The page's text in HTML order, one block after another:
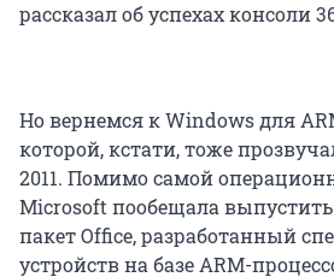
рассказал об успехах консоли
Но вернемся к Windows для
которой, кстати, тоже
2011. Помимо самой
Microsoft пообещала
пакет Office, разработанный
устройств на базе ARM-